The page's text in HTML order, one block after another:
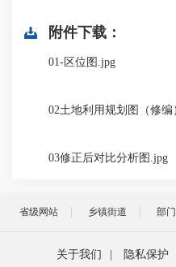
附件下载：
01-区位图.jpg
02土地利用规划图（修编
03修正后对比分析图.jpg
省级网站 乡镇街道 部
关于我们 隐私保护